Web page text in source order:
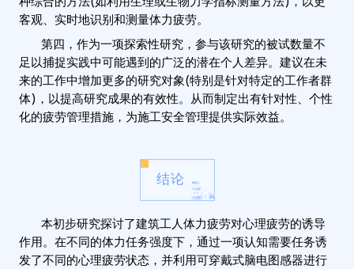
种综合的方法(如利用生理或生物力学指标测量方法)，以更
客观、实时地识别和测量体力疲劳。
第四，作为一项探索性研究，参与该研究的被试数量不
足以捕捉实践中可能遇到的广泛的潜在个人差异。建议在未
来的工作中增加更多的研究对象(特别是针对特定的工作者群
体)，以提高研究成果的有效性。从而制定出有针对性、个性
化的疲劳管理措施，为施工安全管理提供实际效益。
结论
本初步研究探讨了建筑工人体力疲劳对心理疲劳的诱导
作用。在不同的体力任务强度下，通过一项认知需要任务诱
发了不同的心理疲劳状态，并利用可穿戴式脑电图感器进行